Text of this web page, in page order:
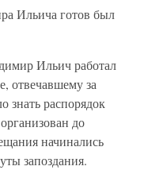
Ильича готов был
Ильич работал
отвечавшему за
знать распорядок
до
начинались
запоздания.